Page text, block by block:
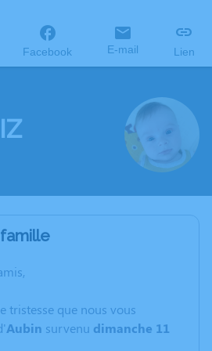
Facebook E-mail Lien
tristesse que nous vous
Aubin survenu dimanche 11